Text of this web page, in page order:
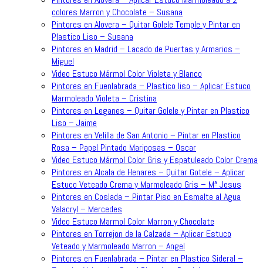
colores Marron y Chocolate – Susana
Pintores en Alovera – Quitar Golele Temple y Pintar en
Plastico Liso – Susana
Pintores en Madrid – Lacado de Puertas y Armarios –
Miguel
Video Estuco Mármol Color Violeta y Blanco
Pintores en Fuenlabrada – Plastico liso – Aplicar Estuco
Marmoleado Violeta – Cristina
Pintores en Leganes – Quitar Golele y Pintar en Plastico
Liso – Jaime
Pintores en Velilla de San Antonio – Pintar en Plastico
Rosa – Papel Pintado Mariposas – Oscar
Video Estuco Mármol Color Gris y Espatuleado Color Crema
Pintores en Alcala de Henares – Quitar Gotele – Aplicar
Estuco Veteado Crema y Marmoleado Gris – Mª Jesus
Pintores en Coslada – Pintar Piso en Esmalte al Agua
Valacryl – Mercedes
Video Estuco Marmol Color Marron y Chocolate
Pintores en Torrejon de la Calzada – Aplicar Estuco
Veteado y Marmoleado Marron – Angel
Pintores en Fuenlabrada – Pintar en Plastico Sideral –